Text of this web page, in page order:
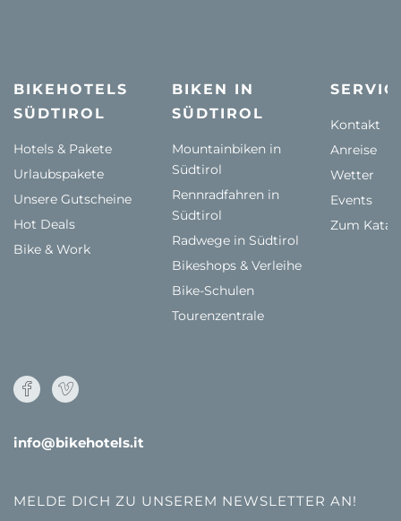
BIKEHOTELS
SÜDTIROL
Hotels & Pakete
Urlaubspakete
Unsere Gutscheine
Hot Deals
Bike & Work
BIKEN IN
SÜDTIROL
Mountainbiken in
Südtirol
Rennradfahren in
Südtirol
Radwege in Südtirol
Bikeshops & Verleihe
Bike-Schulen
Tourenzentrale
Kontakt
Anreise
Wetter
Events
Zum
info@bikehotels.it
MELDE DICH ZU UNSEREM NEWSLETTER AN!